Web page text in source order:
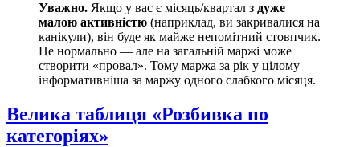
Уважно. Якщо у вас є місяць/квартал з дуже
малою активністю (наприклад, ви закривалися на
канікули), він буде як майже непомітний стовпчик.
Це нормально — але на загальній маржі може
створити «провал». Тому маржа за рік у цілому
інформативніша за маржу одного слабкого місяця.
Велика таблиця «Розбивка по
категоріях»